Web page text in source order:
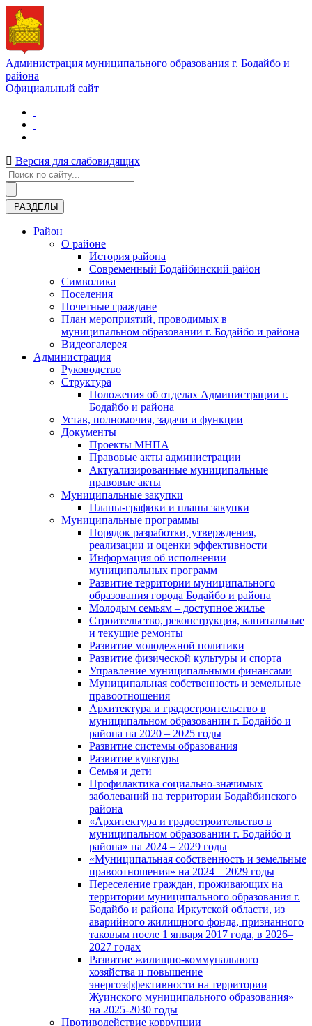
Администрация муниципального образования г. Бодайбо и
района
Официальный сайт
Версия для слабовидящих
РАЗДЕЛЫ
Район
О районе
История района
Современный Бодайбинский район
Символика
Поселения
Почетные граждане
План мероприятий, проводимых в
муниципальном образовании г. Бодайбо и района
Видеогалерея
Администрация
Руководство
Структура
Положения об отделах Администрации г.
Бодайбо и района
Устав, полномочия, задачи и функции
Документы
Проекты МНПА
Правовые акты администрации
Актуализированные муниципальные
правовые акты
Муниципальные закупки
Планы-графики и планы закупки
Муниципальные программы
Порядок разработки, утверждения,
реализации и оценки эффективности
Информация об исполнении
муниципальных программ
Развитие территории муниципального
образования города Бодайбо и района
Молодым семьям – доступное жилье
Строительство, реконструкция, капитальные
и текущие ремонты
Развитие молодежной политики
Развитие физической культуры и спорта
Управление муниципальными финансами
Муниципальная собственность и земельные
правоотношения
Архитектура и градостроительство в
муниципальном образовании г. Бодайбо и
района на 2020 – 2025 годы
Развитие системы образования
Развитие культуры
Семья и дети
Профилактика социально-значимых
заболеваний на территории Бодайбинского
района
«Архитектура и градостроительство в
муниципальном образовании г. Бодайбо и
района» на 2024 – 2029 годы
«Муниципальная собственность и земельные
правоотношения» на 2024 – 2029 годы
Переселение граждан, проживающих на
территории муниципального образования г.
Бодайбо и района Иркутской области, из
аварийного жилищного фонда, признанного
таковым после 1 января 2017 года, в 2026–
2027 годах
Развитие жилищно-коммунального
хозяйства и повышение
энергоэффективности на территории
Жуинского муниципального образования»
на 2025-2030 годы
Противодействие коррупции